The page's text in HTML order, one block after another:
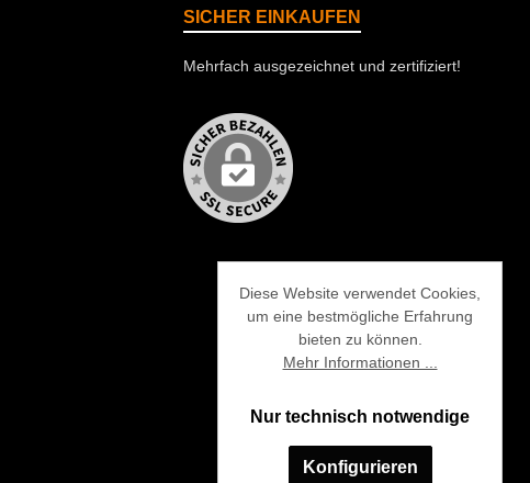
SICHER EINKAUFEN
Mehrfach ausgezeichnet und zertifiziert!
Diese Website verwendet Cookies,
um eine bestmögliche Erfahrung
bieten zu können.
Mehr Informationen ...
Nur technisch notwendige
Konfigurieren